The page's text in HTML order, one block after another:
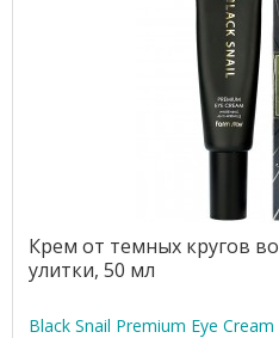
Крем от темных кругов
улитки, 50 мл
Black Snail Premium Eye Cream